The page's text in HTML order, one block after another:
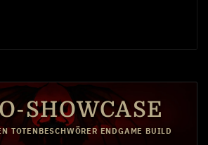
SHOWCASE
TOTENBESCHWÖRER ENDGAME BUILD